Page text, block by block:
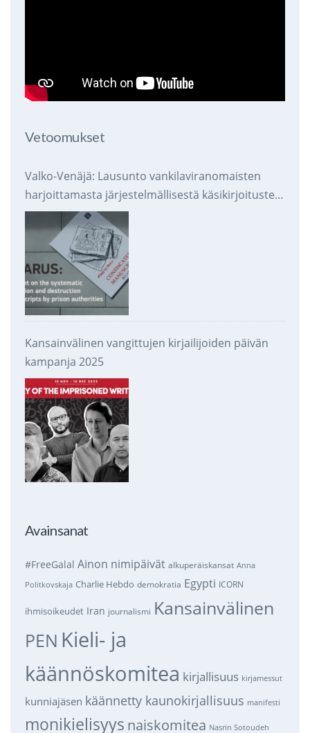
Vetoomukset
Valko-Venäjä: Lausunto vankilaviranomaisten
harjoittamasta järjestelmällisestä käsikirjoitusten
takavarikoinnista ja tuhoamisesta
Kansainvälinen vangittujen kirjailijoiden päivän
kampanja 2025
Avainsanat
#FreeGalal Ainon nimipäivät alkuperäiskansat Anna
Politkovskaja Charlie Hebdo demokratia Egypti ICORN
ihmisoikeudet Iran journalismi Kansainvälinen
PEN Kieli- ja
käännöskomitea kirjallisuus kirjamessut
kunniajäsen käännetty kaunokirjallisuus manifesti
monikielisyys naiskomitea Nasrin Sotoudeh